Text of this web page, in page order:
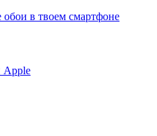
в твоем смартфоне
Apple